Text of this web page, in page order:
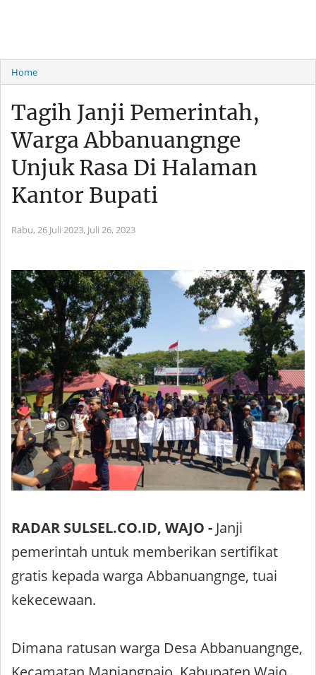
Home
Tagih Janji Pemerintah,
Warga Abbanuangnge
Unjuk Rasa Di Halaman
Kantor Bupati
Rabu, 26 Juli 2023, Juli 26, 2023
RADAR SULSEL.CO.ID, WAJO - Janji
pemerintah untuk memberikan sertifikat
gratis kepada warga Abbanuangnge, tuai
kekecewaan.
Dimana ratusan warga Desa Abbanuangnge,